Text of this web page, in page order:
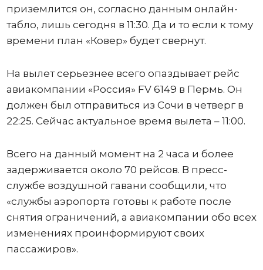
приземлится он, согласно данным онлайн-
табло, лишь сегодня в 11:30. Да и то если к тому
времени план «Ковер» будет свернут.
На вылет серьезнее всего опаздывает рейс
авиакомпании «Россия» FV 6149 в Пермь. Он
должен был отправиться из Сочи в четверг в
22:25. Сейчас актуальное время вылета – 11:00.
Всего на данный момент на 2 часа и более
задерживается около 70 рейсов. В пресс-
службе воздушной гавани сообщили, что
«службы аэропорта готовы к работе после
снятия ограничений, а авиакомпании обо всех
изменениях проинформируют своих
пассажиров».